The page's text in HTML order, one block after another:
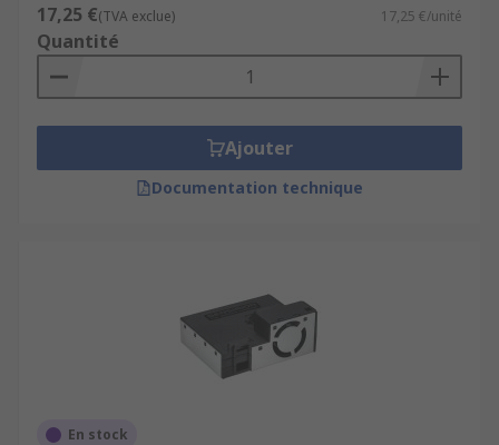
17,25 €(TVA exclue) 17,25 €/unité
Quantité
Ajouter
Documentation technique
En stock